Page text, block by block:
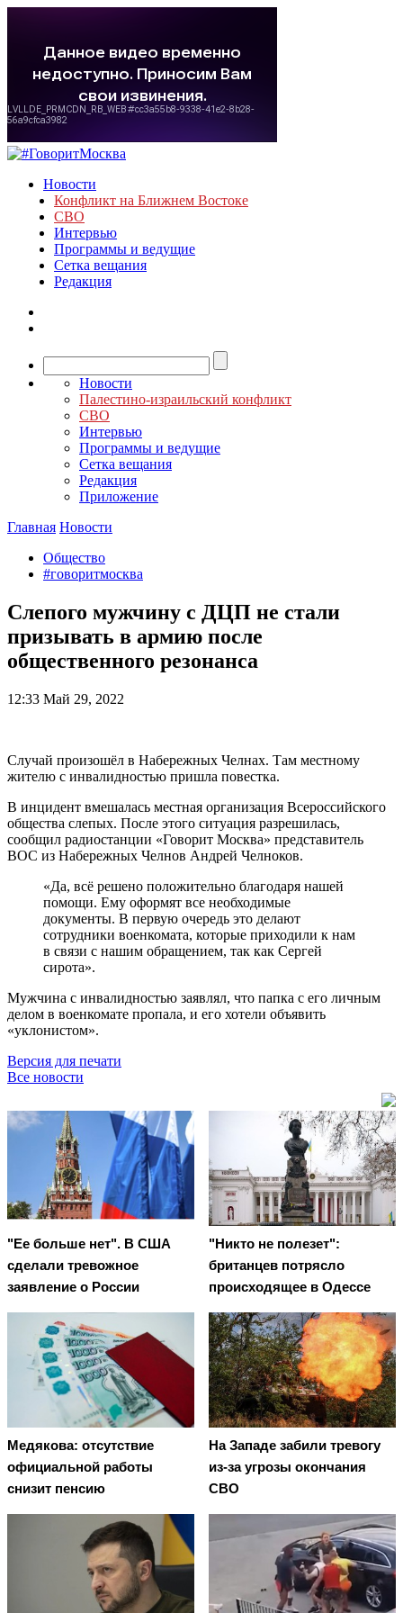
Новости
Конфликт на Ближнем Востоке
СВО
Интервью
Программы и ведущие
Сетка вещания
Редакция
Новости
Палестино-израильский конфликт
СВО
Интервью
Программы и ведущие
Сетка вещания
Редакция
Приложение
Главная Новости
Общество
#говоритмосква
Слепого мужчину с ДЦП не стали
призывать в армию после
общественного резонанса
12:33 Май 29, 2022
Случай произошёл в Набережных Челнах. Там местному
жителю с инвалидностью пришла повестка.
В инцидент вмешалась местная организация Всероссийского
общества слепых. После этого ситуация разрешилась,
сообщил радиостанции «Говорит Москва» представитель
ВОС из Набережных Челнов Андрей Челноков.
«Да, всё решено положительно благодаря нашей
помощи. Ему оформят все необходимые
документы. В первую очередь это делают
сотрудники военкомата, которые приходили к нам
в связи с нашим обращением, так как Сергей
сирота».
Мужчина с инвалидностью заявлял, что папка с его личным
делом в военкомате пропала, и его хотели объявить
«уклонистом».
Версия для печати
Все новости
"Ее больше нет". В США
сделали тревожное
заявление о России
"Никто не полезет":
британцев потрясло
происходящее в Одессе
Медякова: отсутствие
официальной работы
снизит пенсию
На Западе забили тревогу
из-за угрозы окончания
СВО